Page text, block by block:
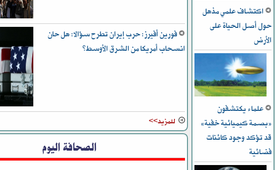
اكتشاف علمي مذهل
حول أصل الحياة على
الأرض
علماء يكتشفون
«بصمة كيميائية خفية»
قد تؤكد وجود كائنات
فضائية
فورين أفيرز: حرب إيران تطرح سؤالا: هل حان
انسحاب أمريكا من الشرق الأوسط؟
للمزيد>>
الصحافة اليوم